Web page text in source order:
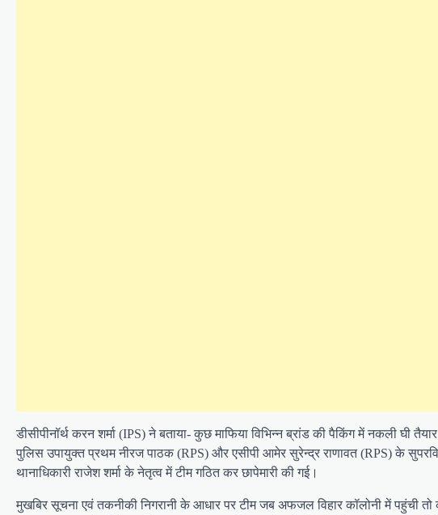
डीसीपीनॉर्थ करन शर्मा (IPS) ने बताया- कुछ माफिया विभिन्न ब्रांड की पैकिंग में नकली घी
पुलिस उपायुक्त प्रथम नीरज पाठक (RPS) और एसीपी आमेर सुरेन्द्र राणावत (RPS) के
थानाधिकारी राजेश शर्मा के नेतृत्व में टीम गठित कर छापेमारी की गई।
मुखबिर सूचना एवं तकनीकी निगरानी के आधार पर टीम जब अफजल विहार कॉलोनी में पहुंची